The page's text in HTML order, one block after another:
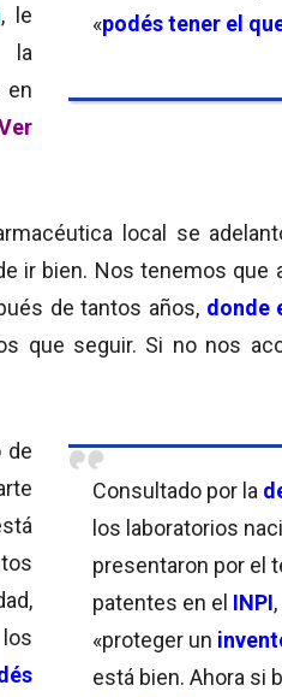
«podés tener el
, le
en
local se
ir bien. Nos tenemos que
de tantos años, donde
que seguir. Si no nos
Consultado por la
los laboratorios
presentaron por el
patentes en el INPI
«proteger un
está bien. Ahora si
de